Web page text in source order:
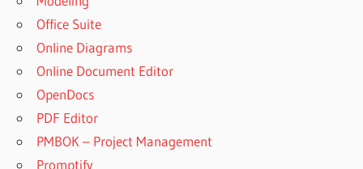
Office Suite
Online Diagrams
Online Document Editor
OpenDocs
PDF Editor
PMBOK – Project Management
Promptify